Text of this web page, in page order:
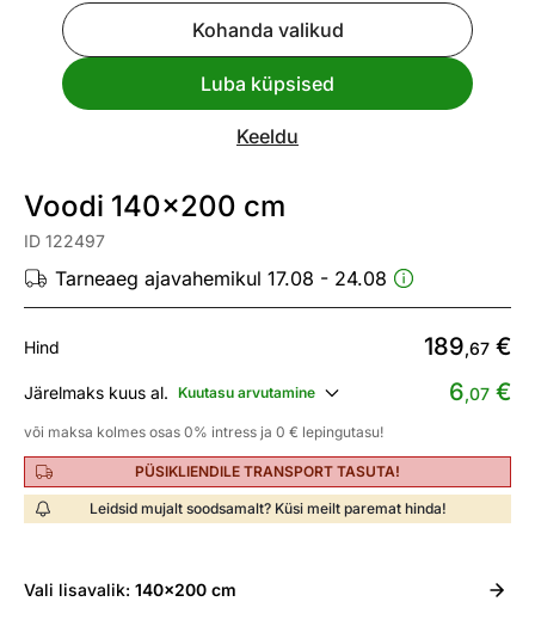
Kohanda valikud
Luba küpsised
Keeldu
Go to slide 10
Go to slide 11
Go to slide
Vaata sarnaseid
Voodi 140x200 cm
ID 122497
Tarneaeg ajavahemikul 17.08 - 24.08
Hind 189,67 €
Järelmaks kuus al. Kuutasu arvutamine 6,07 €
või maksa kolmes osas 0% intress ja 0 € lepingutasu!
PÜSIKLIENDILE TRANSPORT TASUTA!
Leidsid mujalt soodsamalt? Küsi meilt paremat hinda!
Vali lisavalik: 140x200 cm